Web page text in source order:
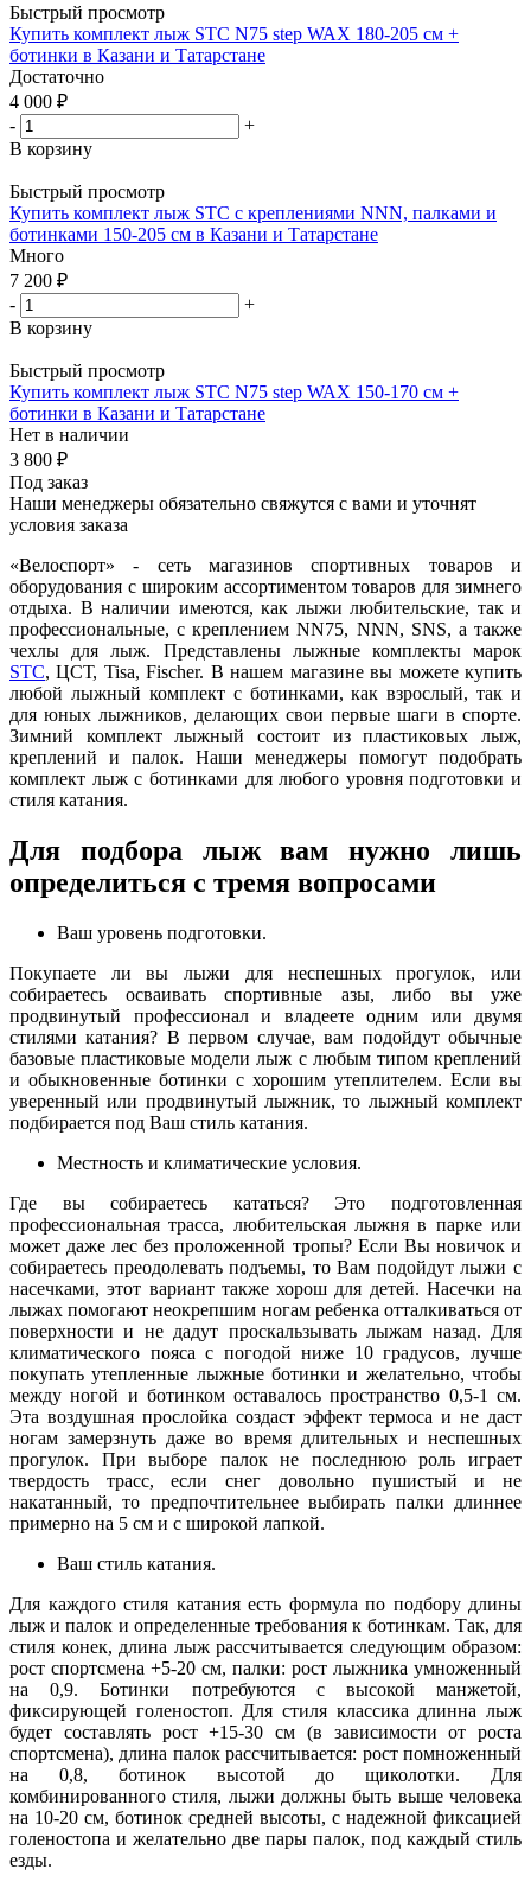
Быстрый просмотр
Купить комплект лыж STC N75 step WAX 180-205 см +
ботинки в Казани и Татарстане
Достаточно
4 000 ₽
-
+
В корзину
Быстрый просмотр
Купить комплект лыж STC с креплениями NNN, палками и
ботинками 150-205 см в Казани и Татарстане
Много
7 200 ₽
-
+
В корзину
Быстрый просмотр
Купить комплект лыж STC N75 step WAX 150-170 см +
ботинки в Казани и Татарстане
Нет в наличии
3 800 ₽
Под заказ
Наши менеджеры обязательно свяжутся с вами и уточнят
условия заказа
«Велоспорт» - сеть магазинов спортивных товаров и
оборудования с широким ассортиментом товаров для зимнего
отдыха. В наличии имеются, как лыжи любительские, так и
профессиональные, с креплением NN75, NNN, SNS, а также
чехлы для лыж. Представлены лыжные комплекты марок
STC, ЦСТ, Tisa, Fischer. В нашем магазине вы можете купить
любой лыжный комплект с ботинками, как взрослый, так и
для юных лыжников, делающих свои первые шаги в спорте.
Зимний комплект лыжный состоит из пластиковых лыж,
креплений и палок. Наши менеджеры помогут подобрать
комплект лыж с ботинками для любого уровня подготовки и
стиля катания.
Для подбора лыж вам нужно лишь
определиться с тремя вопросами
Ваш уровень подготовки.
Покупаете ли вы лыжи для неспешных прогулок, или
собираетесь осваивать спортивные азы, либо вы уже
продвинутый профессионал и владеете одним или двумя
стилями катания? В первом случае, вам подойдут обычные
базовые пластиковые модели лыж с любым типом креплений
и обыкновенные ботинки с хорошим утеплителем. Если вы
уверенный или продвинутый лыжник, то лыжный комплект
подбирается под Ваш стиль катания.
Местность и климатические условия.
Где вы собираетесь кататься? Это подготовленная
профессиональная трасса, любительская лыжня в парке или
может даже лес без проложенной тропы? Если Вы новичок и
собираетесь преодолевать подъемы, то Вам подойдут лыжи с
насечками, этот вариант также хорош для детей. Насечки на
лыжах помогают неокрепшим ногам ребенка отталкиваться от
поверхности и не дадут проскальзывать лыжам назад. Для
климатического пояса с погодой ниже 10 градусов, лучше
покупать утепленные лыжные ботинки и желательно, чтобы
между ногой и ботинком оставалось пространство 0,5-1 см.
Эта воздушная прослойка создаст эффект термоса и не даст
ногам замерзнуть даже во время длительных и неспешных
прогулок. При выборе палок не последнюю роль играет
твердость трасс, если снег довольно пушистый и не
накатанный, то предпочтительнее выбирать палки длиннее
примерно на 5 см и с широкой лапкой.
Ваш стиль катания.
Для каждого стиля катания есть формула по подбору длины
лыж и палок и определенные требования к ботинкам. Так, для
стиля конек, длина лыж рассчитывается следующим образом:
рост спортсмена +5-20 см, палки: рост лыжника умноженный
на 0,9. Ботинки потребуются с высокой манжетой,
фиксирующей голеностоп. Для стиля классика длинна лыж
будет составлять рост +15-30 см (в зависимости от роста
спортсмена), длина палок рассчитывается: рост помноженный
на 0,8, ботинок высотой до щиколотки. Для
комбинированного стиля, лыжи должны быть выше человека
на 10-20 см, ботинок средней высоты, с надежной фиксацией
голеностопа и желательно две пары палок, под каждый стиль
езды.